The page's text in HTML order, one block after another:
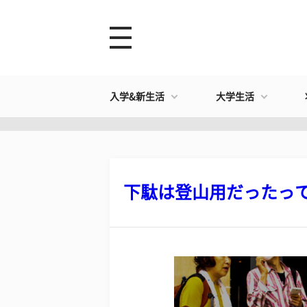
入学&新生活 大学生活
下駄は登山用だったっ